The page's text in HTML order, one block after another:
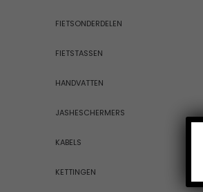
FIETSONDERDELEN
FIETSTASSEN
HANDVATTEN
JASHESCHERMERS
KABELS
KETTINGEN